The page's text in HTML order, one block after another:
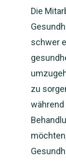
Die
schwer
zu